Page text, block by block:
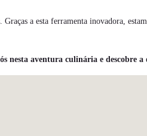
a esta ferramenta inovadora,
aventura culinária e descobre a